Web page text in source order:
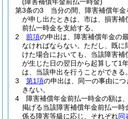
第3条の3
当分の間、障害補償年
が申し出たときは、市は、損害補
前払一時金を支給する。
2
前項の申出は、障害補償年金の
なければならない。 ただし、既に
けた場合においても、当該障害補
が生じた日の翌日から起算して1
は、当該申出を行うことができる。
3
第1項の申出は、同一の事由に
きない。
4
障害補償年金前払一時金の額は、
掲げる当該障害補償年金前払一時
係る障害等級に応じ、それぞれ同